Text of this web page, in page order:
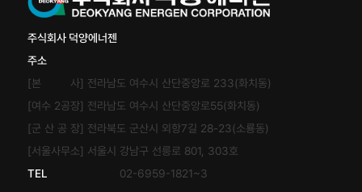
주식회사 덕양에너젠
주소
[본 사] 전라남도 여수시 산단중앙로 233(화치동)
[여수 2공장] 전라남도 여수시 산단중앙로55(화치동)
[군 산 공 장] 전라북도 군산시 외항7길 28-23(소룡동)
[서울사무소] 서울시 강남구 선릉로 801, 303호
TEL
02-6959-1821~3